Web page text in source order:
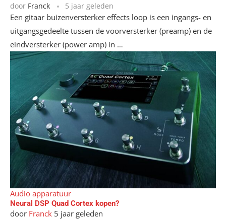
door Franck 5 jaar geleden
Een gitaar buizenversterker effects loop is een ingangs- en
uitgangsgedeelte tussen de voorversterker (preamp) en de
eindversterker (power amp) in …
Audio apparatuur
Neural DSP Quad Cortex kopen?
door Franck 5 jaar geleden